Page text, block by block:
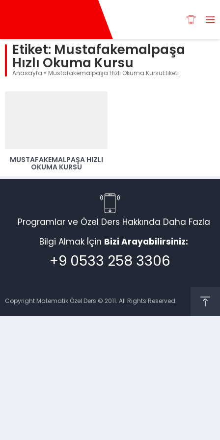
Etiket: Mustafakemalpaşa
Hızlı Okuma Kursu
Anasayfa » Mustafakemalpaşa Hızlı Okuma KursuEtiketi
MUSTAFAKEMALPAŞA HIZLI
OKUMA KURSU
Programlar ve Özel Ders Hakkında Daha Fazla
Bilgi Almak İçin Bizi Arayabilirsiniz:
+9 0533 258 3306
Copyright Matematik Özel Ders © 2011. All Rights Reserved